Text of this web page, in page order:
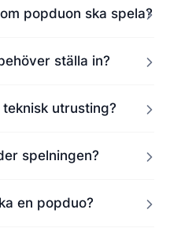
popduon ska spela?
ställa in?
utrusting?
spelningen?
en popduo?